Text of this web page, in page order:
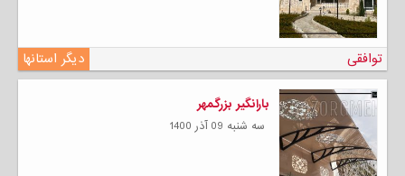
دیگر استانها توافقی
بارانگیر بزرگمهر
سه شنبه 09 آذر 1400